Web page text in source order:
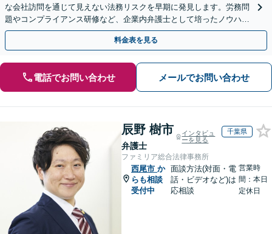
な会社訪問を通じて見えない法務リスクを早期に発見します。労務問
題やコンプライアンス研修など、企業内弁護士として培ったノウハウ
をフル活用し、経営の安定化を強力にサポートします。
料金表を見る
電話でお問い合わせ メールでお問い合わせ
辰野 樹市
弁護士
インタビュ
ーを見る
千葉県
ファミリア総合法律事務所
西尾市 か
らも相談
受付中
面談方法(対面・電
話・ビデオなど)は
応相談
営業時
間：本日
定休日